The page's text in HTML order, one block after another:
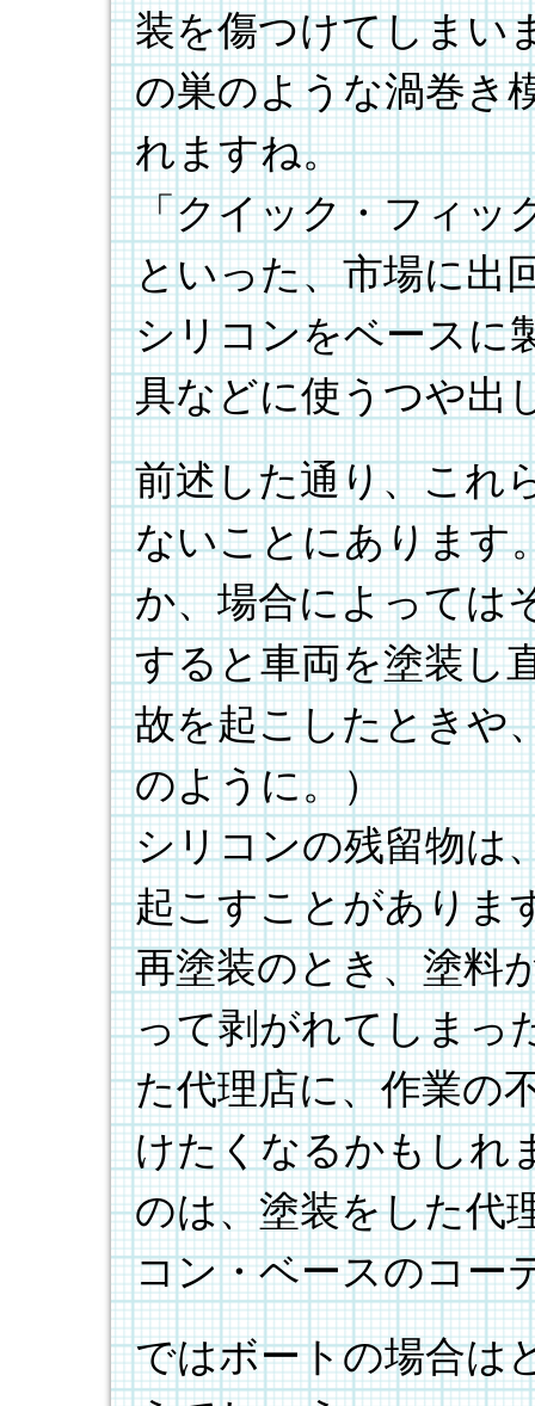
装を傷つけてしまい
の巣のような渦巻き
れますね。
「クイック・フィッ
といった、市場に出
シリコンをベースに
具などに使うつや出
前述した通り、これ
ないことにあります
か、場合によっては
すると車両を塗装し
故を起こしたときや
のように。）
シリコンの残留物は
起こすことがありま
再塗装のとき、塗料
って剥がれてしまっ
た代理店に、作業の
けたくなるかもしれ
のは、塗装をした代
コン・ベースのコー
ではボートの場合は